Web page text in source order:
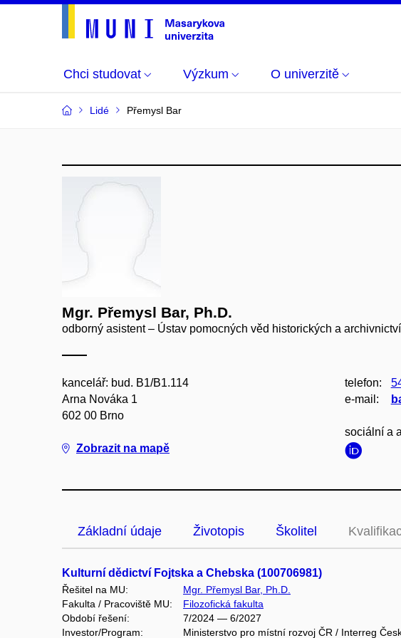
Chci studovat Výzkum O univerzitě
Lidé Přemysl Bar
Mgr. Přemysl Bar, Ph.D.
odborný asistent – Ústav pomocných věd historických a archivnictví
kancelář: bud. B1/B1.114
Arna Nováka 1
602 00 Brno
Zobrazit na mapě
telefon:
e‑mail:
sociální a
Základní údaje Životopis Školitel
Kulturní dědictví Fojtska a Chebska (100706981)
Řešitel na MU:
Mgr. Přemysl Bar, Ph.D.
Fakulta / Pracoviště MU:
Filozofická fakulta
Období řešení:
7/2024 — 6/2027
Investor/Program:
Ministerstvo pro místní rozvoj ČR / Interreg